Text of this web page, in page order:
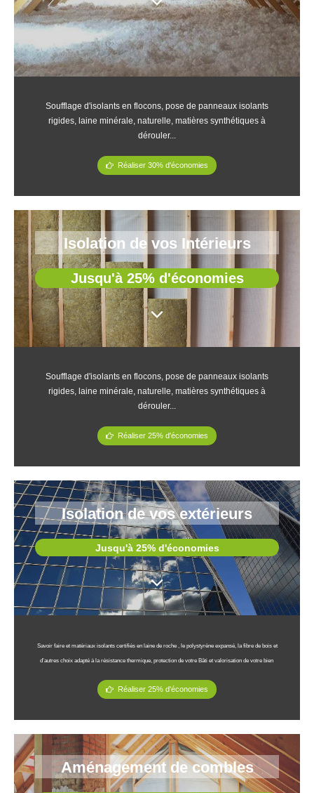
Soufflage d'isolants en flocons, pose de panneaux isolants
rigides, laine minérale, naturelle, matières synthétiques à
dérouler...
Réaliser 30% d'économies
Isolation de vos Intérieurs
Jusqu'à 25% d'économies
Soufflage d'isolants en flocons, pose de panneaux isolants
rigides, laine minérale, naturelle, matières synthétiques à
dérouler...
Réaliser 25% d'économies
Isolation de vos extérieurs
Jusqu'à 25% d'économies
Savoir faire et matériaux isolants certifiés en laine de roche , le polystyrène expansé, la fibre de bois et
d’autres choix adapté à la résistance thermique, protection de votre Bâti et valorisation de votre bien
Réaliser 25% d'économies
Aménagement de combles